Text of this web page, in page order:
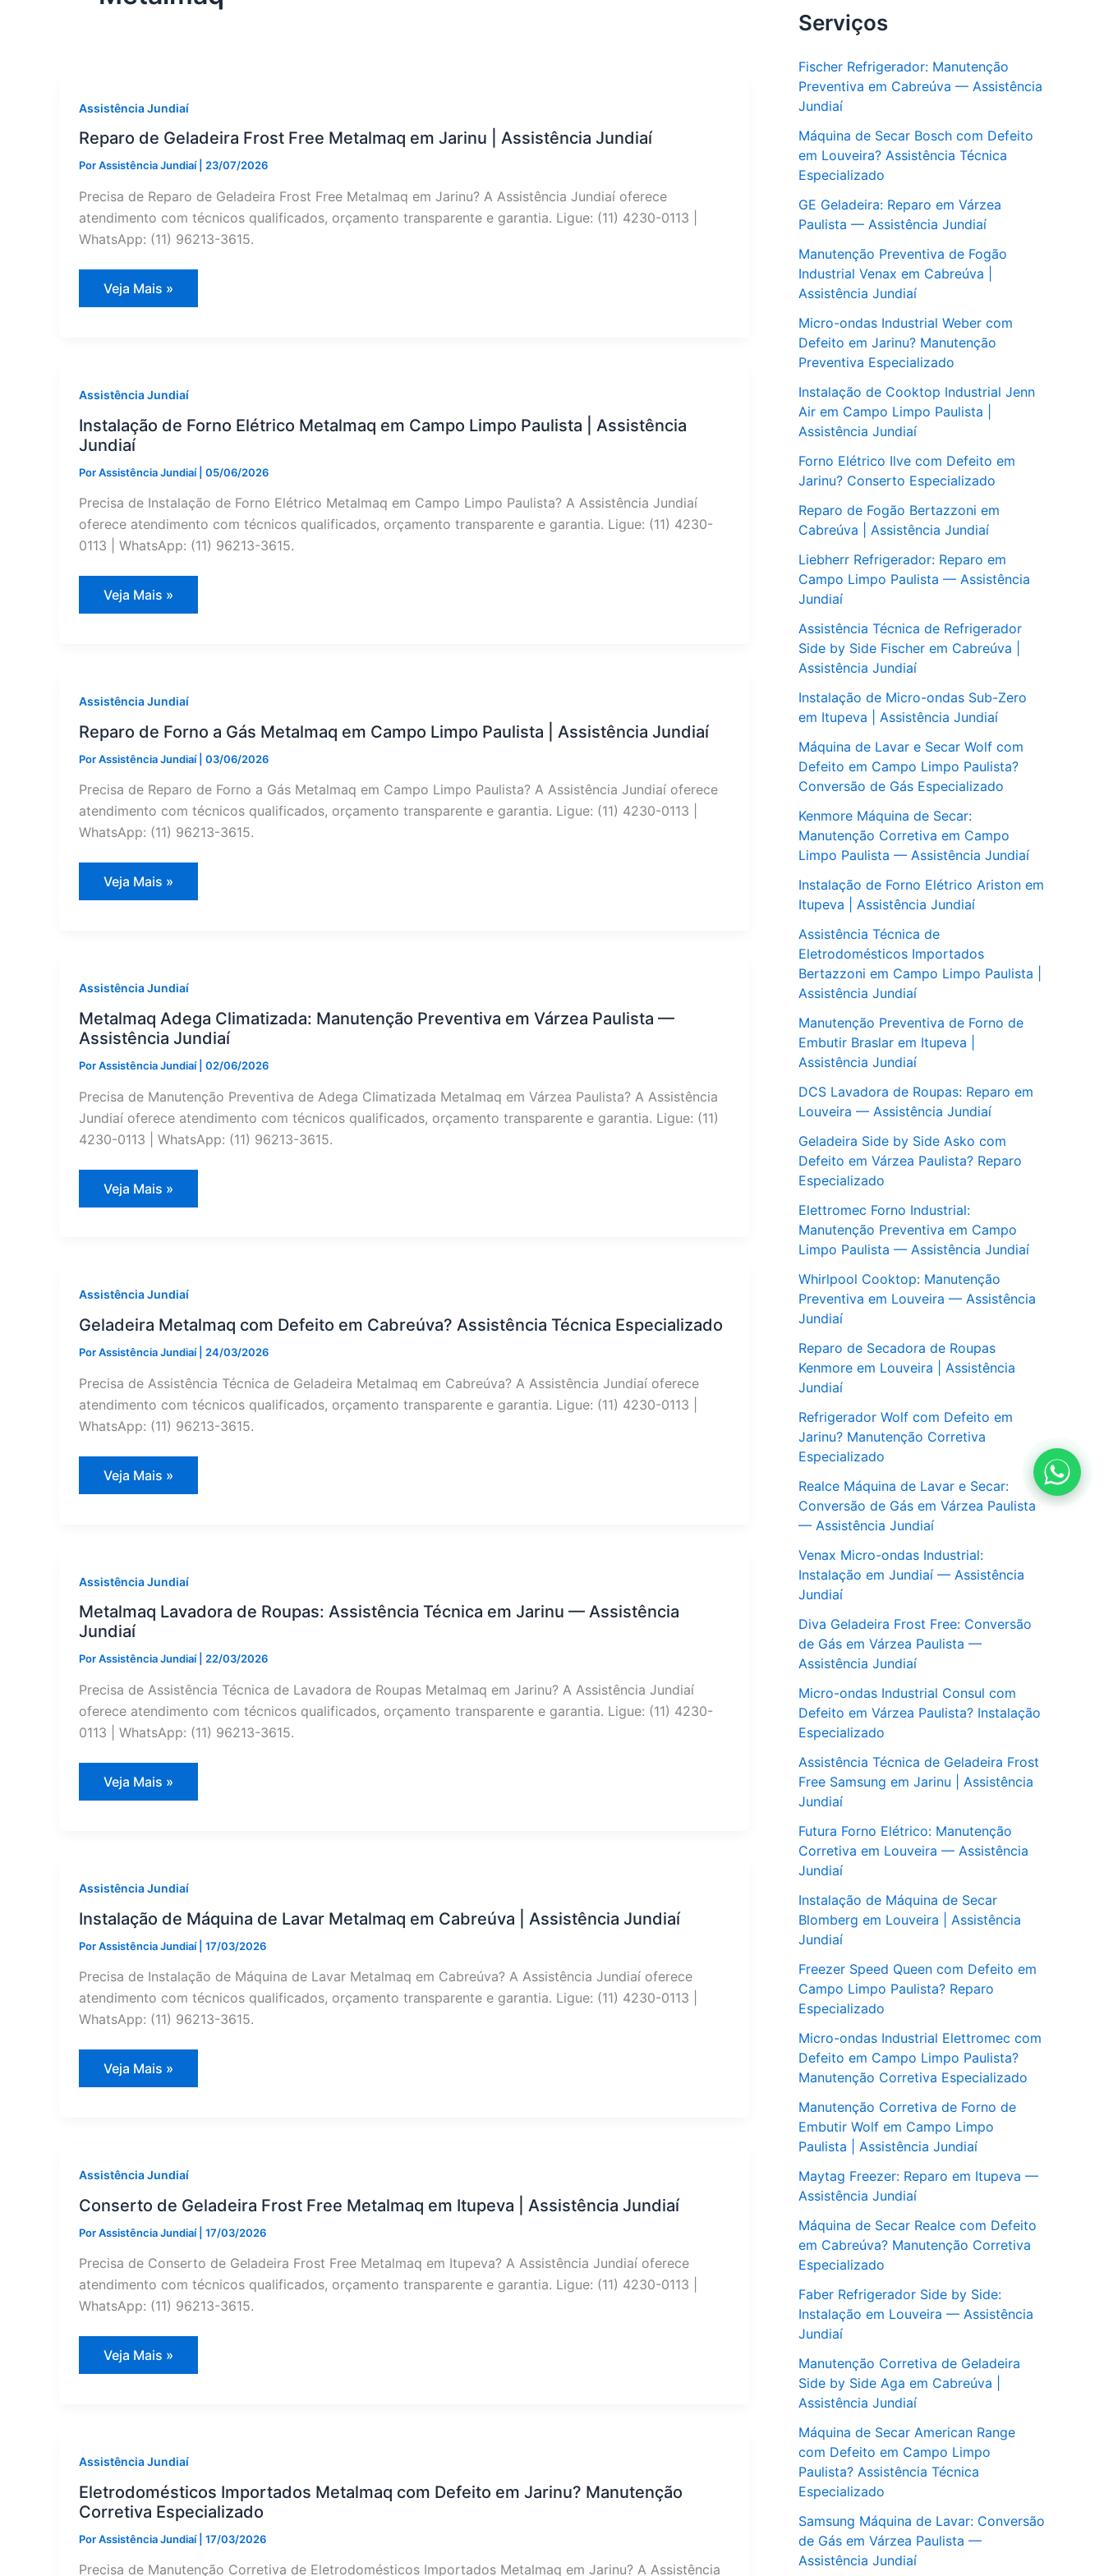
Assistência Jundiaí
Reparo de Geladeira Frost Free Metalmaq em Jarinu | Assistência Jundiaí
PorAssistência Jundiaí 23/07/2026
Precisa de Reparo de Geladeira Frost Free Metalmaq em Jarinu? A Assistência Jundiaí oferece
atendimento com técnicos qualificados, orçamento transparente e garantia. Ligue: (11) 4230-0113 |
WhatsApp: (11) 96213-3615.
Reparo
|
Assistência
Jundiaí
Veja Mais »
Assistência Jundiaí
Instalação de Forno Elétrico Metalmaq em Campo Limpo Paulista | Assistência
Jundiaí
PorAssistência Jundiaí 05/06/2026
Precisa de Instalação de Forno Elétrico Metalmaq em Campo Limpo Paulista? A Assistência Jundiaí
oferece atendimento com técnicos qualificados, orçamento transparente e garantia. Ligue: (11) 4230-
0113 | WhatsApp: (11) 96213-3615.
Instalação
Paulista
Assistência
Jundiaí
Veja Mais »
Assistência Jundiaí
Reparo de Forno a Gás Metalmaq em Campo Limpo Paulista | Assistência Jundiaí
PorAssistência Jundiaí 03/06/2026
Precisa de Reparo de Forno a Gás Metalmaq em Campo Limpo Paulista? A Assistência Jundiaí oferece
atendimento com técnicos qualificados, orçamento transparente e garantia. Ligue: (11) 4230-0113 |
WhatsApp: (11) 96213-3615.
Reparo
Limpo
|
Assistência
Jundiaí
Veja Mais »
Assistência Jundiaí
Metalmaq Adega Climatizada: Manutenção Preventiva em Várzea Paulista —
Assistência Jundiaí
PorAssistência Jundiaí 02/06/2026
Precisa de Manutenção Preventiva de Adega Climatizada Metalmaq em Várzea Paulista? A Assistência
Jundiaí oferece atendimento com técnicos qualificados, orçamento transparente e garantia. Ligue: (11)
4230-0113 | WhatsApp: (11) 96213-3615.
Metalmaq
Adega
—
Jundiaí
Veja Mais »
Assistência Jundiaí
Geladeira Metalmaq com Defeito em Cabreúva? Assistência Técnica Especializado
PorAssistência Jundiaí 24/03/2026
Precisa de Assistência Técnica de Geladeira Metalmaq em Cabreúva? A Assistência Jundiaí oferece
atendimento com técnicos qualificados, orçamento transparente e garantia. Ligue: (11) 4230-0113 |
WhatsApp: (11) 96213-3615.
Geladeira
Metalmaq
Especializado
Veja Mais »
Assistência Jundiaí
Metalmaq Lavadora de Roupas: Assistência Técnica em Jarinu — Assistência
Jundiaí
PorAssistência Jundiaí 22/03/2026
Precisa de Assistência Técnica de Lavadora de Roupas Metalmaq em Jarinu? A Assistência Jundiaí
oferece atendimento com técnicos qualificados, orçamento transparente e garantia. Ligue: (11) 4230-
0113 | WhatsApp: (11) 96213-3615.
Metalmaq
Lavadora
—
Assistência
Jundiaí
Veja Mais »
Assistência Jundiaí
Instalação de Máquina de Lavar Metalmaq em Cabreúva | Assistência Jundiaí
PorAssistência Jundiaí 17/03/2026
Precisa de Instalação de Máquina de Lavar Metalmaq em Cabreúva? A Assistência Jundiaí oferece
atendimento com técnicos qualificados, orçamento transparente e garantia. Ligue: (11) 4230-0113 |
WhatsApp: (11) 96213-3615.
Instalação
|
Jundiaí
Veja Mais »
Assistência Jundiaí
Conserto de Geladeira Frost Free Metalmaq em Itupeva | Assistência Jundiaí
PorAssistência Jundiaí 17/03/2026
Precisa de Conserto de Geladeira Frost Free Metalmaq em Itupeva? A Assistência Jundiaí oferece
atendimento com técnicos qualificados, orçamento transparente e garantia. Ligue: (11) 4230-0113 |
WhatsApp: (11) 96213-3615.
Conserto
|
Jundiaí
Veja Mais »
Assistência Jundiaí
Eletrodomésticos Importados Metalmaq com Defeito em Jarinu? Manutenção
Corretiva Especializado
PorAssistência Jundiaí 17/03/2026
Precisa de Manutenção Corretiva de Eletrodomésticos Importados Metalmaq em Jarinu? A Assistência
Serviços
Fischer Refrigerador: Manutenção
Preventiva em Cabreúva — Assistência
Jundiaí
Máquina de Secar Bosch com Defeito
em Louveira? Assistência Técnica
Especializado
GE Geladeira: Reparo em Várzea
Paulista — Assistência Jundiaí
Manutenção Preventiva de Fogão
Industrial Venax em Cabreúva |
Assistência Jundiaí
Micro-ondas Industrial Weber com
Defeito em Jarinu? Manutenção
Preventiva Especializado
Instalação de Cooktop Industrial Jenn
Air em Campo Limpo Paulista |
Assistência Jundiaí
Forno Elétrico Ilve com Defeito em
Jarinu? Conserto Especializado
Reparo de Fogão Bertazzoni em
Cabreúva | Assistência Jundiaí
Liebherr Refrigerador: Reparo em
Campo Limpo Paulista — Assistência
Jundiaí
Assistência Técnica de Refrigerador
Side by Side Fischer em Cabreúva |
Assistência Jundiaí
Instalação de Micro-ondas Sub-Zero
em Itupeva | Assistência Jundiaí
Máquina de Lavar e Secar Wolf com
Defeito em Campo Limpo Paulista?
Conversão de Gás Especializado
Kenmore Máquina de Secar:
Manutenção Corretiva em Campo
Limpo Paulista — Assistência Jundiaí
Instalação de Forno Elétrico Ariston em
Itupeva | Assistência Jundiaí
Assistência Técnica de
Eletrodomésticos Importados
Bertazzoni em Campo Limpo Paulista |
Assistência Jundiaí
Manutenção Preventiva de Forno de
Embutir Braslar em Itupeva |
Assistência Jundiaí
DCS Lavadora de Roupas: Reparo em
Louveira — Assistência Jundiaí
Geladeira Side by Side Asko com
Defeito em Várzea Paulista? Reparo
Especializado
Elettromec Forno Industrial:
Manutenção Preventiva em Campo
Limpo Paulista — Assistência Jundiaí
Whirlpool Cooktop: Manutenção
Preventiva em Louveira — Assistência
Jundiaí
Reparo de Secadora de Roupas
Kenmore em Louveira | Assistência
Jundiaí
Refrigerador Wolf com Defeito em
Jarinu? Manutenção Corretiva
Especializado
Realce Máquina de Lavar e Secar:
Conversão de Gás em Várzea Paulista
— Assistência Jundiaí
Venax Micro-ondas Industrial:
Instalação em Jundiaí — Assistência
Jundiaí
Diva Geladeira Frost Free: Conversão
de Gás em Várzea Paulista —
Assistência Jundiaí
Micro-ondas Industrial Consul com
Defeito em Várzea Paulista? Instalação
Especializado
Assistência Técnica de Geladeira Frost
Free Samsung em Jarinu | Assistência
Jundiaí
Futura Forno Elétrico: Manutenção
Corretiva em Louveira — Assistência
Jundiaí
Instalação de Máquina de Secar
Blomberg em Louveira | Assistência
Jundiaí
Freezer Speed Queen com Defeito em
Campo Limpo Paulista? Reparo
Especializado
Micro-ondas Industrial Elettromec com
Defeito em Campo Limpo Paulista?
Manutenção Corretiva Especializado
Manutenção Corretiva de Forno de
Embutir Wolf em Campo Limpo
Paulista | Assistência Jundiaí
Maytag Freezer: Reparo em Itupeva —
Assistência Jundiaí
Máquina de Secar Realce com Defeito
em Cabreúva? Manutenção Corretiva
Especializado
Faber Refrigerador Side by Side:
Instalação em Louveira — Assistência
Jundiaí
Manutenção Corretiva de Geladeira
Side by Side Aga em Cabreúva |
Assistência Jundiaí
Máquina de Secar American Range
com Defeito em Campo Limpo
Paulista? Assistência Técnica
Especializado
Samsung Máquina de Lavar: Conversão
de Gás em Várzea Paulista —
Assistência Jundiaí